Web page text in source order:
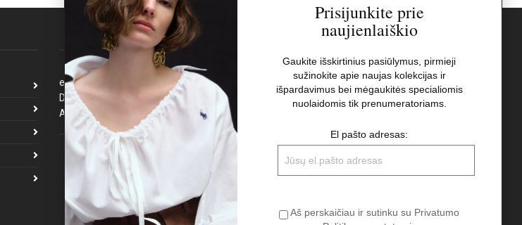
Klientų aptarnavimas
eparduotuve@premiumfashion.lt
Darbo laikas: I-V 8:00-17:00
Atsakymas per 1-3 darbo dienas
Mus galite rasti
El pašto adresas:
Aš perskaičiau ir sutinku su Privatumo
Politikos nuostatomis
Prisijunkite prie
naujienlaiškio
Gaukite išskirtinius pasiūlymus, pirmieji
sužinokite apie naujas kolekcijas ir
išpardavimus bei mėgaukitės specialiomis
nuolaidomis tik prenumeratoriams.
El pašto adresas:
Aš perskaičiau ir sutinku su Privatumo